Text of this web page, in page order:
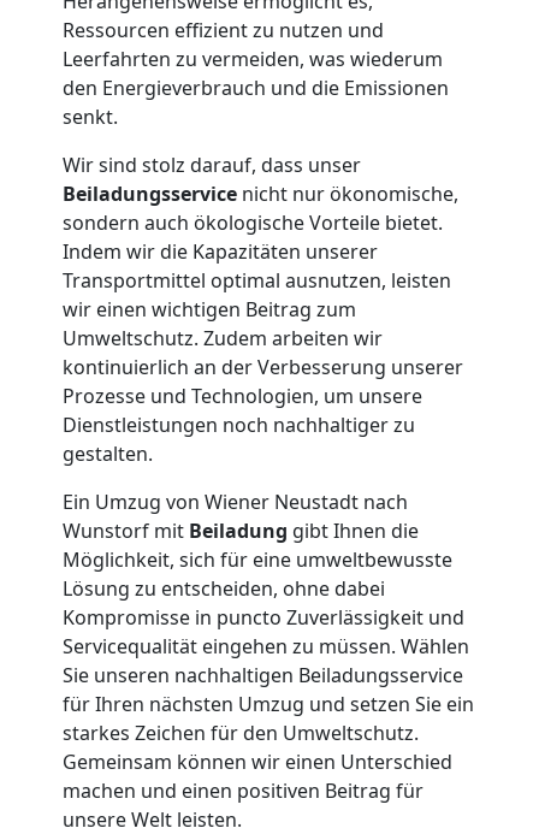
Ressourcen effizient zu nutzen und
Leerfahrten zu vermeiden, was wiederum
den Energieverbrauch und die Emissionen
senkt.
Wir sind stolz darauf, dass unser
Beiladungsservice nicht nur ökonomische,
sondern auch ökologische Vorteile bietet.
Indem wir die Kapazitäten unserer
Transportmittel optimal ausnutzen, leisten
wir einen wichtigen Beitrag zum
Umweltschutz. Zudem arbeiten wir
kontinuierlich an der Verbesserung unserer
Prozesse und Technologien, um unsere
Dienstleistungen noch nachhaltiger zu
gestalten.
Ein Umzug von Wiener Neustadt nach
Wunstorf mit Beiladung gibt Ihnen die
Möglichkeit, sich für eine umweltbewusste
Lösung zu entscheiden, ohne dabei
Kompromisse in puncto Zuverlässigkeit und
Servicequalität eingehen zu müssen. Wählen
Sie unseren nachhaltigen Beiladungsservice
für Ihren nächsten Umzug und setzen Sie ein
starkes Zeichen für den Umweltschutz.
Gemeinsam können wir einen Unterschied
machen und einen positiven Beitrag für
unsere Welt leisten.
Neustadt
Übersiedlung
Wiener
Neustadt
Klaviertransport
Wiener
Neustadt
Privatumzug
Wiener
Neustadt
Tresortransport